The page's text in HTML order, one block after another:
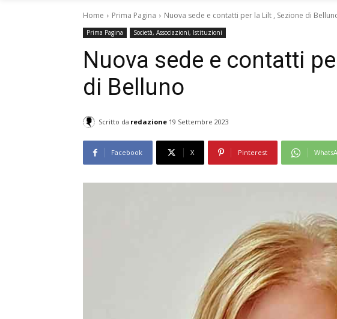
Home Prima Pagina Nuova sede e contatti per la Lilt , Sezione di
Prima Pagina Società, Associazioni, Istituzioni
Nuova sede e contatti
di Belluno
Scritto da redazione 19 Settembre 2023
Facebook X Pinterest